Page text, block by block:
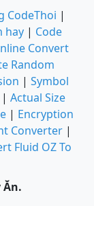
CodeThoi |
hay| Code
Convert
Random
| Symbol
| Actual Size
| Encryption
Converter |
Fluid OZ To
Ăn.